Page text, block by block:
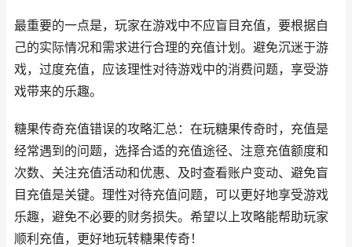
最重要的一点是，玩家在游戏中不应盲目充值，要根据自
己的实际情况和需求进行合理的充值计划。避免沉迷于游
戏，过度充值，应该理性对待游戏中的消费问题，享受游
戏带来的乐趣。
糖果传奇充值错误的攻略汇总：在玩糖果传奇时，充值是
经常遇到的问题，选择合适的充值途径、注意充值额度和
次数、关注充值活动和优惠、及时查看账户变动、避免盲
目充值是关键。理性对待充值问题，可以更好地享受游戏
乐趣，避免不必要的财务损失。希望以上攻略能帮助玩家
顺利充值，更好地玩转糖果传奇！